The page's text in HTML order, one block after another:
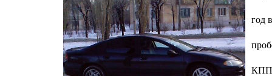
год
КПП